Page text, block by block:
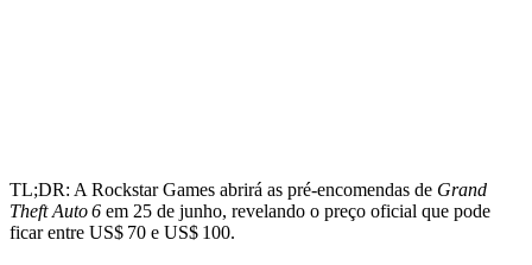
TL;DR: A Rockstar Games abrirá as pré‑encomendas de Grand
Theft Auto 6 em 25 de junho, revelando o preço oficial que pode
ficar entre US$ 70 e US$ 100.